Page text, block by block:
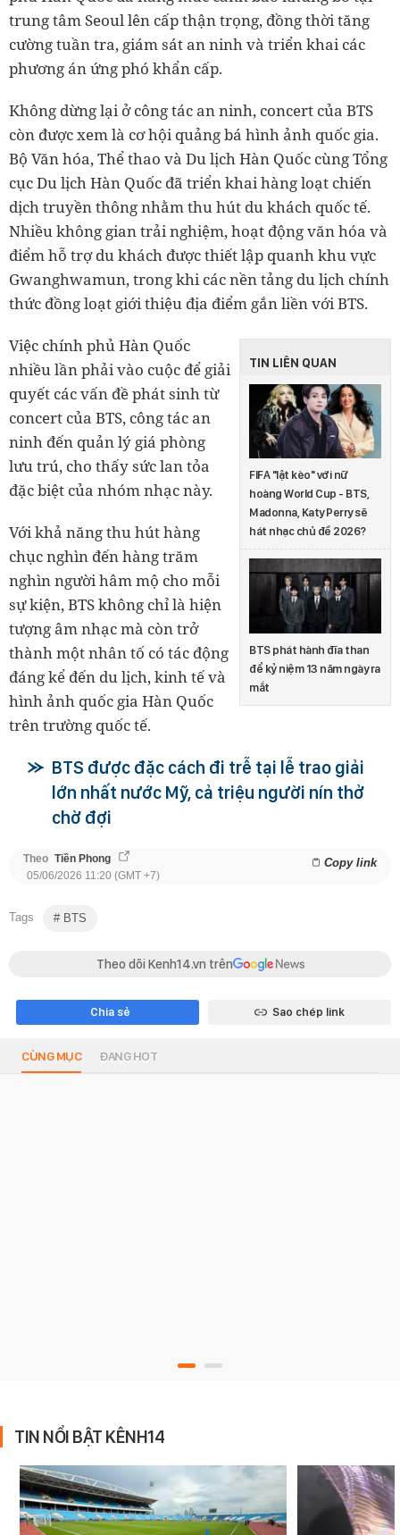
trung tâm Seoul lên cấp thận trọng, đồng thời tăng
cường tuần tra, giám sát an ninh và triển khai các
phương án ứng phó khẩn cấp.
Không dừng lại ở công tác an ninh, concert của BTS
còn được xem là cơ hội quảng bá hình ảnh quốc gia.
Bộ Văn hóa, Thể thao và Du lịch Hàn Quốc cùng Tổng
cục Du lịch Hàn Quốc đã triển khai hàng loạt chiến
dịch truyền thông nhằm thu hút du khách quốc tế.
Nhiều không gian trải nghiệm, hoạt động văn hóa và
điểm hỗ trợ du khách được thiết lập quanh khu vực
Gwanghwamun, trong khi các nền tảng du lịch chính
thức đồng loạt giới thiệu địa điểm gắn liền với BTS.
TIN LIÊN QUAN
FIFA "lật kèo" với nữ
hoàng World Cup - BTS,
Madonna, Katy Perry sẽ
hát nhạc chủ đề 2026?
BTS phát hành đĩa than
để kỷ niệm 13 năm ngày ra
mắt
Việc chính phủ Hàn Quốc
nhiều lần phải vào cuộc để giải
quyết các vấn đề phát sinh từ
concert của BTS, công tác an
ninh đến quản lý giá phòng
lưu trú, cho thấy sức lan tỏa
đặc biệt của nhóm nhạc này.
Với khả năng thu hút hàng
chục nghìn đến hàng trăm
nghìn người hâm mộ cho mỗi
sự kiện, BTS không chỉ là hiện
tượng âm nhạc mà còn trở
thành một nhân tố có tác động
đáng kể đến du lịch, kinh tế và
hình ảnh quốc gia Hàn Quốc
trên trường quốc tế.
BTS được đặc cách đi trễ tại lễ trao giải
lớn nhất nước Mỹ, cả triệu người nín thở
chờ đợi
Theo Tiền Phong Copy link
05/06/2026 11:20 (GMT +7)
Tags BTS
Theo dõi Kenh14.vn trên
Chia sẻ Sao chép link
CÙNG MỤC ĐANG HOT
TIN NỔI BẬT KÊNH14